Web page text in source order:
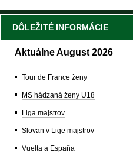
DÔLEŽITÉ INFORMÁCIE
Aktuálne August 2026
Tour de France ženy
MS hádzaná ženy U18
Liga majstrov
Slovan v Lige majstrov
Vuelta a España